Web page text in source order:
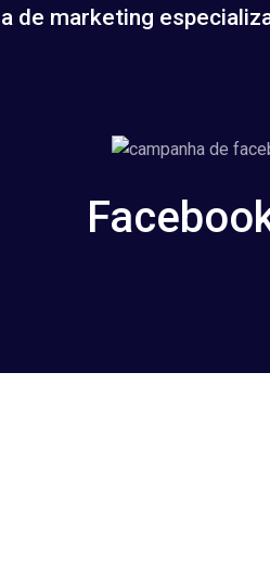
de marketing